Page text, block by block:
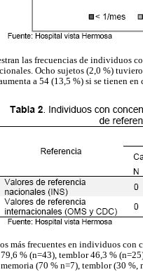
las frecuencias de individuos
Ocho sujetos (2,0 %)
a 54 (13,5 %) si se tienen
más frecuentes en individuos con
% (n=43), temblor 46,3 %
(70 % n=7), temblor (30